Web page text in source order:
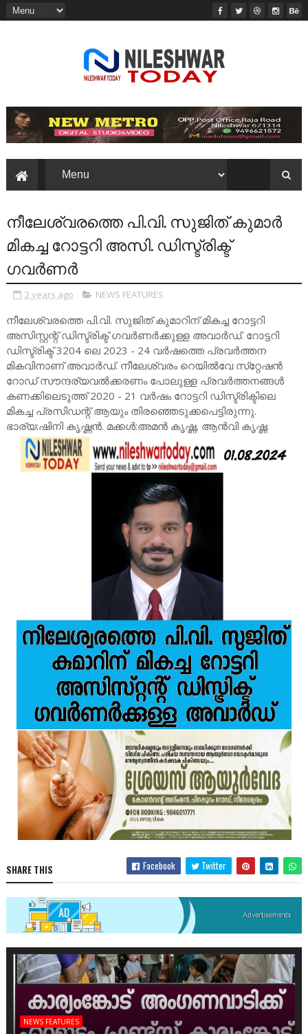
നീലേശ്വരത്തെ പി.വി. സുജിത് കുമാർ
മികച്ച റോട്ടറി അസി. ഡിസ്ട്രിക്ട്
ഗവർണർ
2 years ago NEWS FEATURES
നീലേശ്വരത്തെ പി.വി. സുജിത് കുമാറിന് മികച്ച റോട്ടറി
അസിസ്റ്റന്റ് ഡിസ്ട്രിക്ട് ഗവർണർക്കുള്ള അവാർഡ്. റോട്ടറി
ഡിസ്ട്രിക്ട് 3204 ലെ 2023 - 24 വർഷത്തെ പ്രവർത്തന
മികവിനാണ് അവാർഡ്. നീലേശ്വരം റെയിൽവേ സ്‌റ്റേഷൻ
റോഡ് സൗന്ദര്യവൽക്കരണം പോലുള്ള പ്രവർത്തനങ്ങൾ
കണക്കിലെടുത്ത് 2020 - 21 വർഷം റോട്ടറി ഡിസ്ട്രിക്ടിലെ
മികച്ച പ്രസിഡന്റ് ആയും തിരഞ്ഞെടുക്കപെട്ടിരുന്നു.
ഭാര്യ:ഷിനി കൃഷ്ണൻ. മക്കൾ:അമൻ കൃഷ്ണ, ആൻവി കൃഷ്ണ.
SHARE THIS Facebook Twitter
NEWS FEATURES